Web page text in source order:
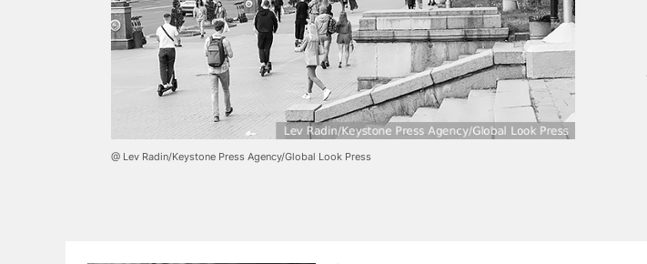
@ Lev Radin/Keystone Press Agency/Global Look Press